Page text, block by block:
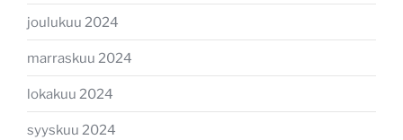
joulukuu 2024
marraskuu 2024
lokakuu 2024
syyskuu 2024